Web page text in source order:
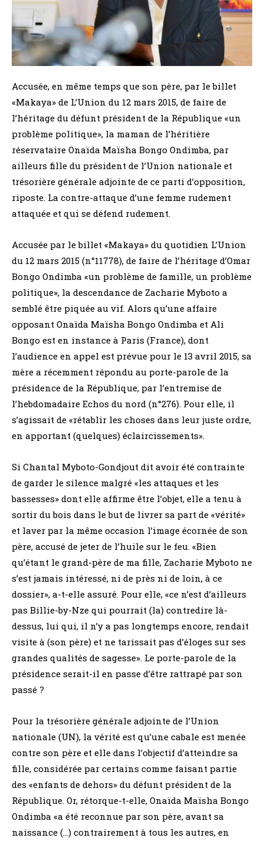
Accusée, en même temps que son père, par le billet
«Makaya» de L’Union du 12 mars 2015, de faire de
l’héritage du défunt président de la République «un
problème politique», la maman de l’héritière
réservataire Onaïda Maïsha Bongo Ondimba, par
ailleurs fille du président de l’Union nationale et
trésorière générale adjointe de ce parti d’opposition,
riposte. La contre-attaque d’une femme rudement
attaquée et qui se défend rudement.
Accusée par le billet «Makaya» du quotidien L’Union
du 12 mars 2015 (n°11778), de faire de l’héritage d’Omar
Bongo Ondimba «un problème de famille, un problème
politique», la descendance de Zacharie Myboto a
semblé être piquée au vif. Alors qu’une affaire
opposant Onaïda Maïsha Bongo Ondimba et Ali
Bongo est en instance à Paris (France), dont
l’audience en appel est prévue pour le 13 avril 2015, sa
mère a récemment répondu au porte-parole de la
présidence de la République, par l’entremise de
l’hebdomadaire Echos du nord (n°276). Pour elle, il
s’agissait de «rétablir les choses dans leur juste ordre,
en apportant (quelques) éclaircissements».
Si Chantal Myboto-Gondjout dit avoir été contrainte
de garder le silence malgré «les attaques et les
bassesses» dont elle affirme être l’objet, elle a tenu à
sortir du bois dans le but de livrer sa part de «vérité»
et laver par la même occasion l’image écornée de son
père, accusé de jeter de l’huile sur le feu. «Bien
qu’étant le grand-père de ma fille, Zacharie Myboto ne
s’est jamais intéressé, ni de près ni de loin, à ce
dossier», a-t-elle assuré. Pour elle, «ce n’est d’ailleurs
pas Billie-by-Nze qui pourrait (la) contredire là-
dessus, lui qui, il n’y a pas longtemps encore, rendait
visite à (son père) et ne tarissait pas d’éloges sur ses
grandes qualités de sagesse». Le porte-parole de la
présidence serait-il en passe d’être rattrapé par son
passé ?
Pour la trésorière générale adjointe de l’Union
nationale (UN), la vérité est qu’une cabale est menée
contre son père et elle dans l’objectif d’atteindre sa
fille, considérée par certains comme faisant partie
des «enfants de dehors» du défunt président de la
République. Or, rétorque-t-elle, Onaïda Maïsha Bongo
Ondimba «a été reconnue par son père, avant sa
naissance (…) contrairement à tous les autres, en